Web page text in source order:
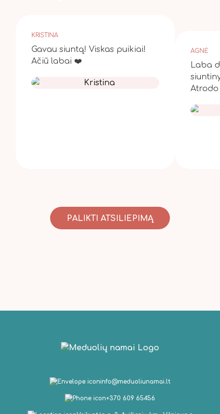
KRISTINA
Gavau siuntą! Viskas puikiai!
Ačiū labai ❤️
AGNĖ
Laba
PALIKTI ATSILIEPIMĄ
info@meduoliunamai.lt
+370 609 65456